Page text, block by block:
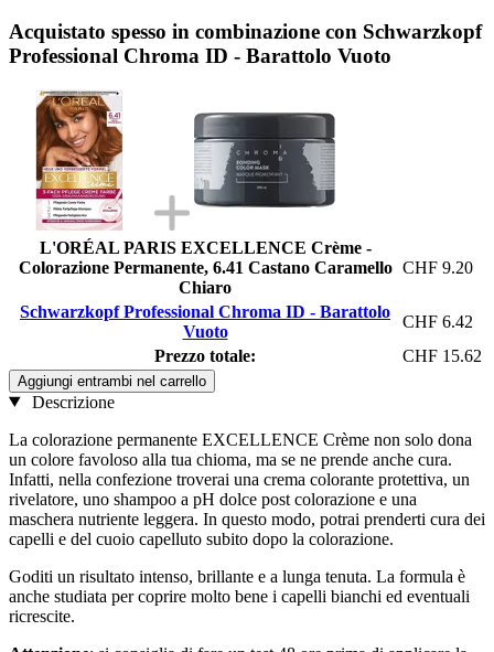
Acquistato spesso in combinazione con Schwarzkopf
Professional Chroma ID - Barattolo Vuoto
L'ORÉAL PARIS EXCELLENCE Crème -
Colorazione Permanente, 6.41 Castano Caramello
Chiaro
CHF 9.20
Schwarzkopf Professional Chroma ID - Barattolo
Vuoto
CHF 6.42
Prezzo totale:
CHF 15.62
Aggiungi entrambi nel carrello
Descrizione
La colorazione permanente EXCELLENCE Crème non solo dona
un colore favoloso alla tua chioma, ma se ne prende anche cura.
Infatti, nella confezione troverai una crema colorante protettiva, un
rivelatore, uno shampoo a pH dolce post colorazione e una
maschera nutriente leggera. In questo modo, potrai prenderti cura dei
capelli e del cuoio capelluto subito dopo la colorazione.
Goditi un risultato intenso, brillante e a lunga tenuta. La formula è
anche studiata per coprire molto bene i capelli bianchi ed eventuali
ricrescite.